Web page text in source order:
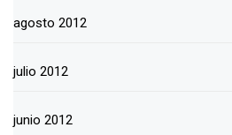
agosto 2012
julio 2012
junio 2012